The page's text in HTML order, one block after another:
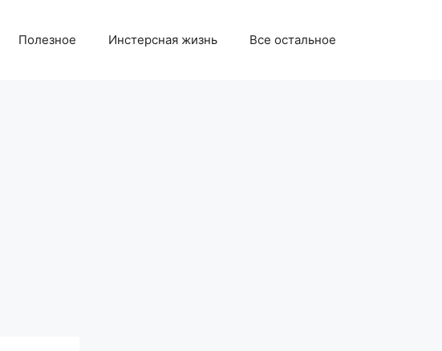
Полезное Инстерсная жизнь Все остальное